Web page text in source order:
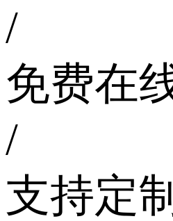
/
免费在
/
支持定